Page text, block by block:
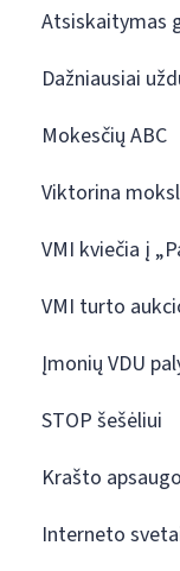
Atsiskaitymas
Dažniausiai
Mokesčių ABC
Viktorina
VMI kviečia į
VMI turto
Įmonių VDU
STOP šešėliui
Krašto
Interneto